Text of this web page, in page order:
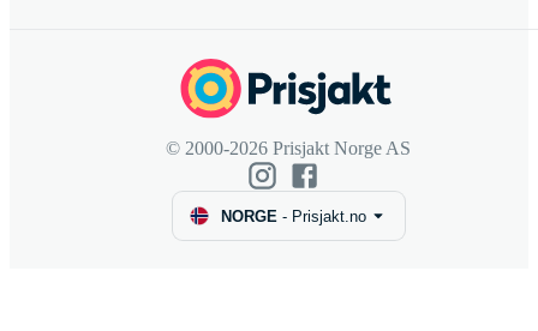
© 2000-2026 Prisjakt Norge AS
NORGE - Prisjakt.no